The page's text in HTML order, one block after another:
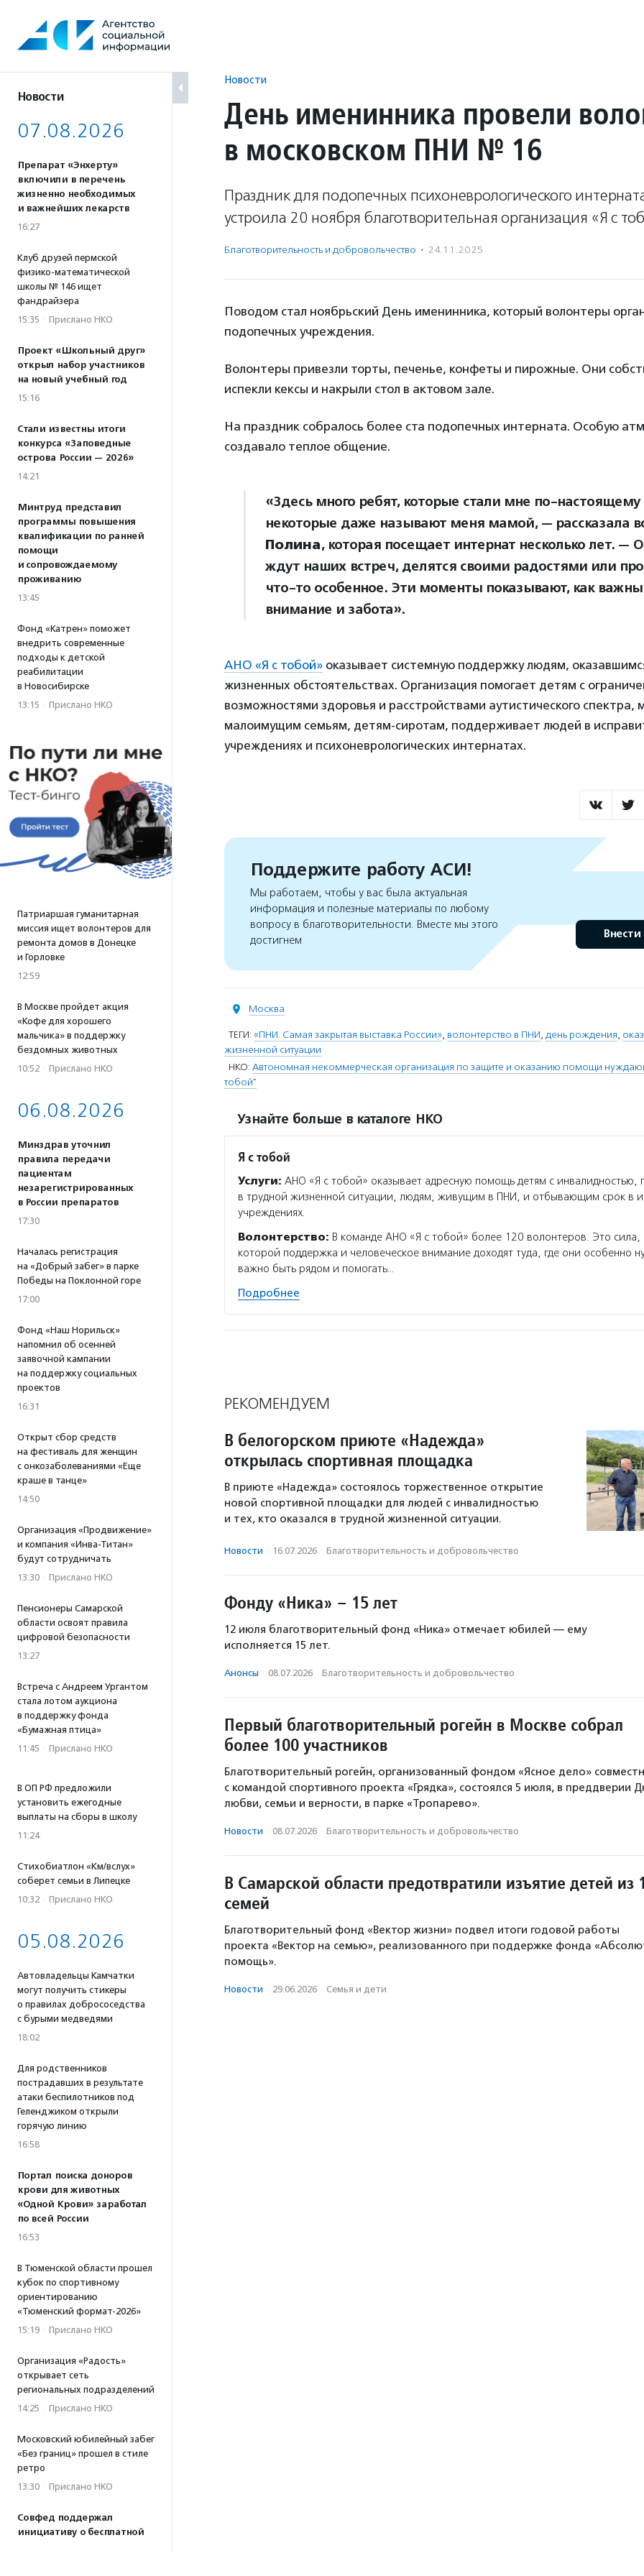
содержанию
Новости
07.08.2026
Препарат «Энхерту»
включили в перечень
жизненно необходимых
и важнейших лекарств
16:27
Клуб друзей пермской
физико-математической
школы № 146 ищет
фандрайзера
15:35 · Прислано НКО
Проект «Школьный друг»
открыл набор участников
на новый учебный год
15:16
Стали известны итоги
конкурса «Заповедные
острова России — 2026»
14:21
Минтруд представил
программы повышения
квалификации по ранней
помощи
и сопровождаемому
проживанию
13:45
Фонд «Катрен» поможет
внедрить современные
подходы к детской
реабилитации
в Новосибирске
13:15 · Прислано НКО
Патриаршая гуманитарная
миссия ищет волонтеров для
ремонта домов в Донецке
и Горловке
12:59
В Москве пройдет акция
«Кофе для хорошего
мальчика» в поддержку
бездомных животных
10:52 · Прислано НКО
06.08.2026
Минздрав уточнил
правила передачи
пациентам
незарегистрированных
в России препаратов
17:30
Началась регистрация
на «Добрый забег» в парке
Победы на Поклонной горе
17:00
Фонд «Наш Норильск»
напомнил об осенней
заявочной кампании
на поддержку социальных
проектов
16:31
Открыт сбор средств
на фестиваль для женщин
с онкозаболеваниями «Еще
краше в танце»
14:50
Организация «Продвижение»
и компания «Инва-Титан»
будут сотрудничать
13:30 · Прислано НКО
Пенсионеры Самарской
области освоят правила
цифровой безопасности
13:27
Встреча с Андреем Ургантом
стала лотом аукциона
в поддержку фонда
«Бумажная птица»
11:45 · Прислано НКО
В ОП РФ предложили
установить ежегодные
выплаты на сборы в школу
11:24
Стихобиатлон «Км/вслух»
соберет семьи в Липецке
10:32 · Прислано НКО
05.08.2026
Автовладельцы Камчатки
могут получить стикеры
о правилах добрососедства
с бурыми медведями
18:02
Для родственников
пострадавших в результате
атаки беспилотников под
Геленджиком открыли
горячую линию
16:58
Портал поиска доноров
крови для животных
«Одной Крови» заработал
по всей России
16:53
В Тюменской области прошел
кубок по спортивному
ориентированию
«Тюменский формат-2026»
15:19 · Прислано НКО
Организация «Радость»
открывает сеть
региональных подразделений
14:25 · Прислано НКО
Московский юбилейный забег
«Без границ» прошел в стиле
ретро
13:30 · Прислано НКО
Совфед поддержал
инициативу о бесплатной
Новости
День именинника провели
в московском ПНИ № 16
Праздник для подопечных психоневрологического
устроила 20 ноября благотворительная организация «Я с
Благотвори­тель­ность и доброволь­чест­во · 24.11.2025
Поводом стал ноябрьский День именинника, который волонтеры
подопечных учреждения.
Волонтеры привезли торты, печенье, конфеты и пирожные. Они
испекли кексы и накрыли стол в актовом зале.
На праздник собралось более ста подопечных интерната. Особую
создавало теплое общение.
«Здесь много ребят, которые стали мне по-
некоторые даже называют меня мамой, — рассказала
Полина, которая посещает интернат несколько лет. —
ждут наших встреч, делятся своими радостями или
что-то особенное. Эти моменты показывают, как
внимание и забота».
АНО «Я с тобой» оказывает системную поддержку людям,
жизненных обстоятельствах. Организация помогает детям с
возможностями здоровья и расстройствами аутистического спектра,
малоимущим семьям, детям-сиротам, поддерживает людей в
учреждениях и психоневрологических интернатах.
Поддержите работу АСИ!
Мы работаем, чтобы у вас была актуальная
информация и полезные материалы по любому
вопросу в благотворительности. Вместе мы этого
достигнем
Внести
Москва
ТЕГИ: «ПНИ. Самая закрытая выставка России», волонтерство в ПНИ, день рождения,
жизненной ситуации
НКО: Автономная некоммерческая организация по защите и оказанию помощи
тобой"
Узнайте больше в каталоге НКО
Я с тобой
Услуги: АНО «Я с тобой» оказывает адресную помощь детям с инвалидностью,
в трудной жизненной ситуации, людям, живущим в ПНИ, и отбывающим срок в
учреждениях.
Волонтерство: В команде АНО «Я с тобой» более 120 волонтеров. Это сила,
которой поддержка и человеческое внимание доходят туда, где они особенно
важно быть рядом и помогать…
Подробнее
РЕКОМЕНДУЕМ
В белогорском приюте «Надежда»
открылась спортивная площадка
В приюте «Надежда» состоялось торжественное открытие
новой спортивной площадки для людей с инвалидностью
и тех, кто оказался в трудной жизненной ситуации.
Новости · 16.07.2026 · Благотвори­тель­ность и доброволь­чест­во
Фонду «Ника» – 15 лет
12 июля благотворительный фонд «Ника» отмечает юбилей — ему
исполняется 15 лет.
Анонсы · 08.07.2026 · Благотвори­тель­ность и доброволь­чест­во
Первый благотворительный рогейн в Москве собрал
более 100 участников
Благотворительный рогейн, организованный фондом «Ясное дело»
с командой спортивного проекта «Грядка», состоялся 5 июля, в преддверии
любви, семьи и верности, в парке «Тропарево».
Новости · 08.07.2026 · Благотвори­тель­ность и доброволь­чест­во
В Самарской области предотвратили изъятие детей из
семей
Благотворительный фонд «Вектор жизни» подвел итоги годовой работы
проекта «Вектор на семью», реализованного при поддержке фонда
помощь».
Новости · 29.06.2026 · Семья и дети